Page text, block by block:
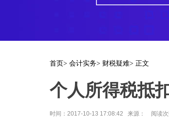
首页> 会计实务> 财税疑难> 正文
个人所得税抵
时间：2017-10-13 17:08:42 来源： 阅读次